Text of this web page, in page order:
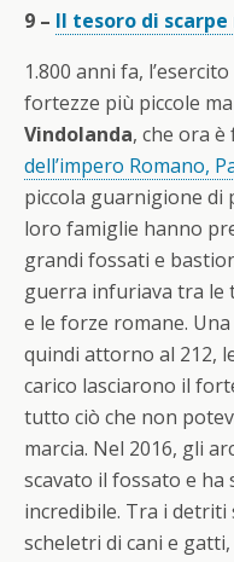
9 – Il tesoro di
1.800 anni fa,
fortezze più piccole
Vindolanda, che ora
dell’impero Romano,
piccola guarnigione di
loro famiglie hanno
grandi fossati e
guerra infuriava tra
e le forze romane.
quindi attorno al 212,
carico lasciarono il
tutto ciò che non
marcia. Nel 2016, gli
scavato il fossato e ha
incredibile. Tra i
scheletri di cani e